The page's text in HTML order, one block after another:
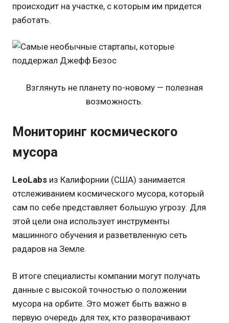
происходит на участке, с которым им придется
работать.
Взглянуть не планету по-новому — полезная
возможность.
Мониторинг космического
мусора
LeoLabs из Калифорнии (США) занимается
отслеживанием космического мусора, который
сам по себе представляет большую угрозу. Для
этой цели она использует инструменты
машинного обучения и разветвленную сеть
радаров на Земле.
В итоге специалисты компании могут получать
данные с высокой точностью о положении
мусора на орбите. Это может быть важно в
первую очередь для тех, кто разворачивают